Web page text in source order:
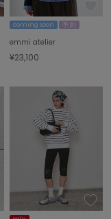
coming soon 予 約
emmi atelier
¥23,100